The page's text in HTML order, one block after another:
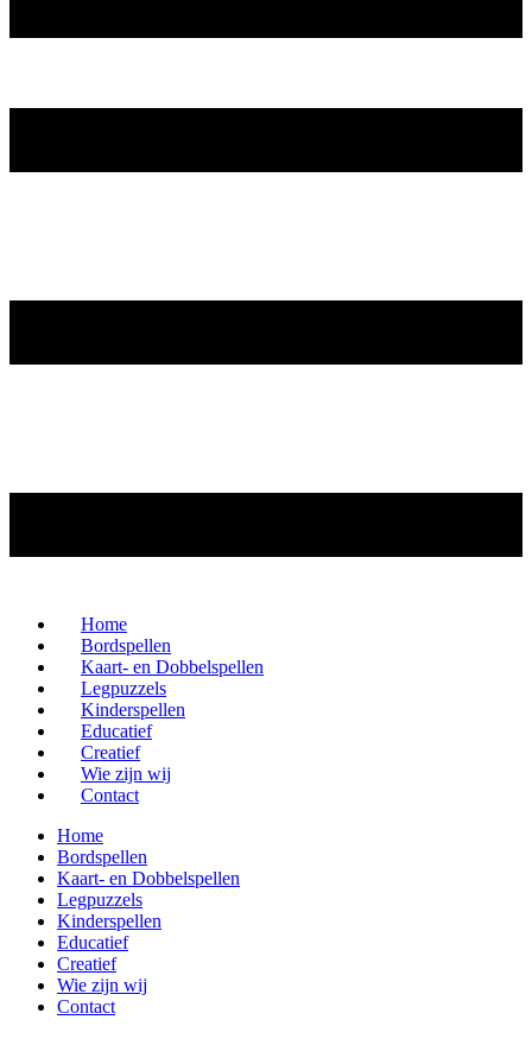
Home
Bordspellen
Kaart- en Dobbelspellen
Legpuzzels
Kinderspellen
Educatief
Creatief
Wie zijn wij
Contact
Home
Bordspellen
Kaart- en Dobbelspellen
Legpuzzels
Kinderspellen
Educatief
Creatief
Wie zijn wij
Contact